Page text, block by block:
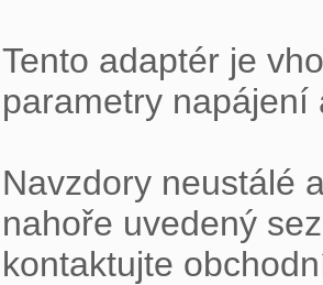
Tento adaptér je
parametry napájení
Navzdory neustálé
nahoře uvedený
kontaktujte